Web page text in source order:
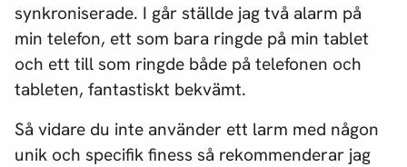
synkroniserade. I går ställde jag två alarm på
min telefon, ett som bara ringde på min tablet
och ett till som ringde både på telefonen och
tableten, fantastiskt bekvämt.
Så vidare du inte använder ett larm med någon
unik och specifik finess så rekommenderar jag